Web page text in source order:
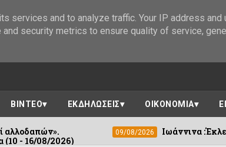
ΒΙΝΤΕΟ ΕΚΔΗΛΩΣΕΙΣ ΟΙΚΟΝΟΜΙΑ
09/08/2026 Ιωάννινα :Έκλεψε
services and to analyze traffic. Your IP address and
security metrics to ensure quality of service,